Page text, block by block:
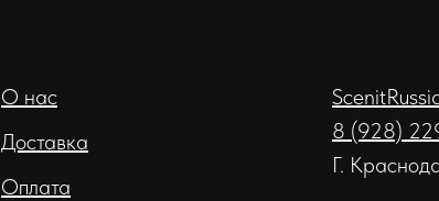
О нас
Доставка
Оплата
8 (928)
Г.